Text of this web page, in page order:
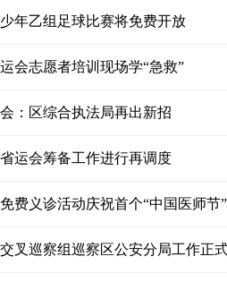
年乙组足球比赛将免费开放
会志愿者培训现场学“急救”
：区综合执法局再出新招
运会筹备工作进行再调度
费义诊活动庆祝首个“中国医师节”
叉巡察组巡察区公安分局工作正